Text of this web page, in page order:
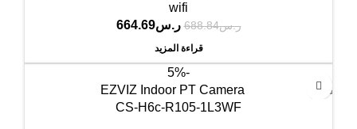
wifi
ر.س688.84 ر.س664.69
قراءة المزيد
-5%
CS-H6c-R105-1L3WF